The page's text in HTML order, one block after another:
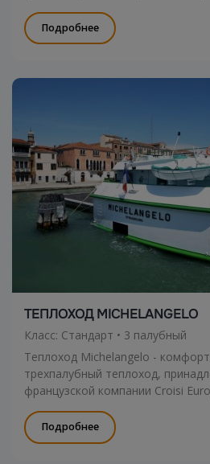
оборудованием.
Подробнее
ТЕПЛОХОД MICHELANGELO
Класс: Стандарт • 3 палубный
Теплоход Michelangelo -
трехпалубный теплоход,
французской компании Croisi
Подробнее